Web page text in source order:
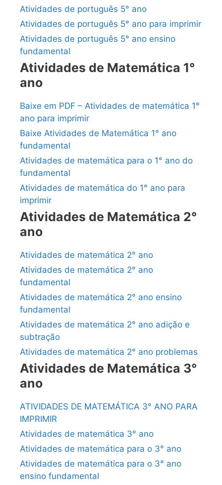
Atividades de português 5° ano
Atividades de português 5° ano para imprimir
Atividades de português 5° ano ensino
fundamental
Atividades de Matemática 1°
ano
Baixe em PDF – Atividades de matemática 1°
ano para imprimir
Baixe Atividades de Matemática 1° ano
fundamental
Atividades de matemática para o 1° ano do
fundamental
Atividades de matemática do 1° ano para
imprimir
Atividades de Matemática 2°
ano
Atividades de matemática 2° ano
Atividades de matemática 2° ano
fundamental
Atividades de matemática 2° ano ensino
fundamental
Atividades de matemática 2° ano adição e
subtração
Atividades de matemática 2° ano problemas
Atividades de Matemática 3°
ano
ATIVIDADES DE MATEMÁTICA 3° ANO PARA
IMPRIMIR
Atividades de matemática 3° ano
Atividades de matemática para o 3° ano
Atividades de matemática para o 3° ano
ensino fundamental